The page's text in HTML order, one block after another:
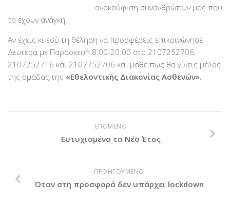
ανακούφιση συνανθρώπων μας που
το έχουν ανάγκη.
Αν έχεις κι εσύ τη θέληση να προσφέρεις επικοινώνησε
Δευτέρα με Παρασκευή 8:00-20:00 στο 2107252706,
2107252716 και 2107752706 και μάθε πως θα γίνεις μέλος
της ομάδας της «Εθελοντικής Διακονίας Ασθενών».
ΕΠΟΜΕΝΟ
Ευτυχισμένο το Νέο Έτος
ΠΡΟΗΓΟΥΜΕΝΟ
Όταν στη προσφορά δεν υπάρχει lockdown